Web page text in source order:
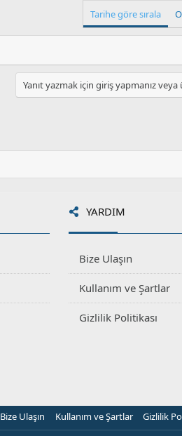
Tarihe göre sırala
Yanıt yazmak için giriş yapmanız veya
YARDIM
Bize Ulaşın
Kullanım ve Şartlar
Gizlilik Politikası
Bize Ulaşın Kullanım ve Şartlar Gizlilik